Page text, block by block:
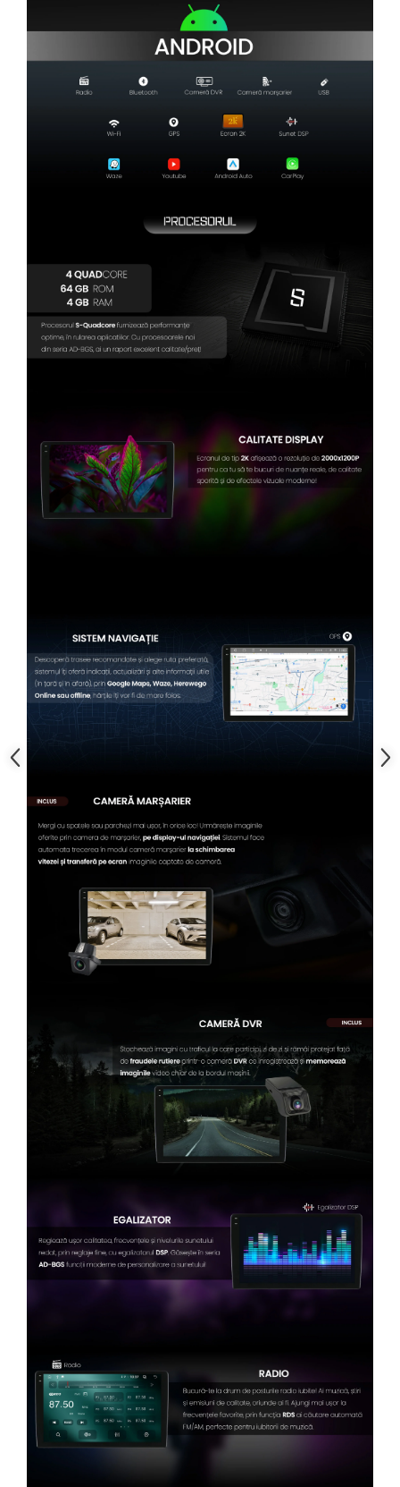
Camere Fiat
Camere înregistrare trafic
Accesorii multimedia
Conectică Auto
Conectică Auto
Conectică Volkswagen
Conectică Mercedes Benz
Conectică Skoda
Conectică Honda
Conectică Chevrolet
Conectică Suzuki
Conectică Renault
Conectică Kia
Conectică Mitsubishi
Lumini ambientale